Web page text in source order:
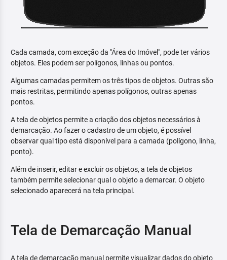
Cada camada, com exceção da "Área do Imóvel", pode ter vários
objetos. Eles podem ser polígonos, linhas ou pontos.
Algumas camadas permitem os três tipos de objetos. Outras são
mais restritas, permitindo apenas polígonos, outras apenas
pontos.
A tela de objetos permite a criação dos objetos necessários à
demarcação. Ao fazer o cadastro de um objeto, é possível
observar qual tipo está disponível para a camada (polígono, linha,
ponto).
Além de inserir, editar e excluir os objetos, a tela de objetos
também permite selecionar qual o objeto a demarcar. O objeto
selecionado aparecerá na tela principal.
Tela de Demarcação Manual
A tela de demarcação manual permite visualizar dados do objeto